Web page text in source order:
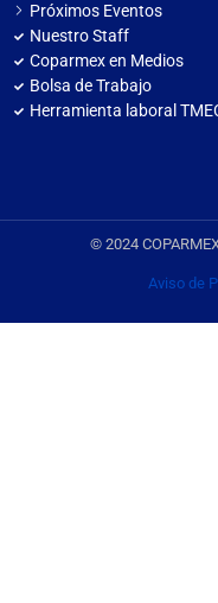
Próximos Eventos
Nuestro Staff
Coparmex en Medios
Bolsa de Trabajo
Herramienta laboral
© 2024
Aviso de